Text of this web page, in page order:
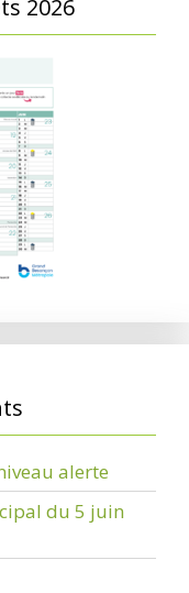
2026
alerte
du 5 juin